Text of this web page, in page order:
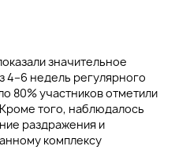
значительное
4–6 недель регулярного
80% участников отметили
того, наблюдалось
раздражения и
комплексу